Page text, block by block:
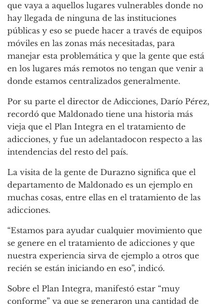
que vaya a aquellos lugares vulnerables donde no
hay llegada de ninguna de las instituciones
públicas y eso se puede hacer a través de equipos
móviles en las zonas más necesitadas, para
manejar esta problemática y que la gente que está
en los lugares más remotos no tengan que venir a
donde estamos centralizados generalmente.
Por su parte el director de Adicciones, Darío Pérez,
recordó que Maldonado tiene una historia más
vieja que el Plan Integra en el tratamiento de
adicciones, y fue un adelantadocon respecto a las
intendencias del resto del país.
La visita de la gente de Durazno significa que el
departamento de Maldonado es un ejemplo en
muchas cosas, entre ellas en el tratamiento de las
adicciones.
“Estamos para ayudar cualquier movimiento que
se genere en el tratamiento de adicciones y que
nuestra experiencia sirva de ejemplo a otros que
recién se están iniciando en eso”, indicó.
Sobre el Plan Integra, manifestó estar “muy
conforme” ya que se generaron una cantidad de